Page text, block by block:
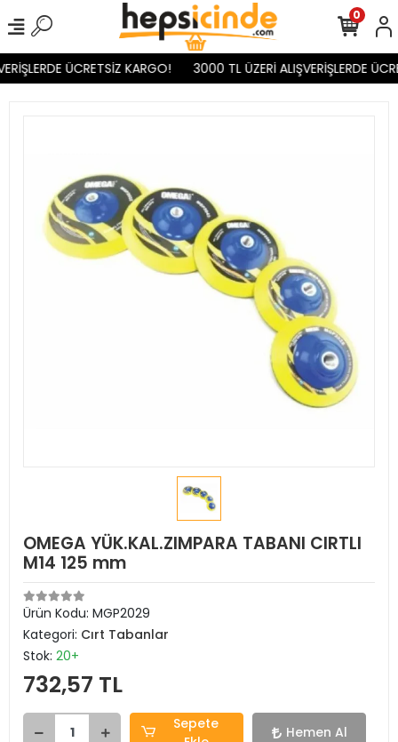
ÜCRETSİZ KARGO! 3000 TL ÜZERİ ALIŞVERİŞLERDE
0
OMEGA YÜK.KAL.ZIMPARA TABANI CIRTLI
M14 125 mm
Ürün Kodu: MGP2029
Kategori: Cırt Tabanlar
Stok: 20+
732,57 TL
Sepete
Hemen Al